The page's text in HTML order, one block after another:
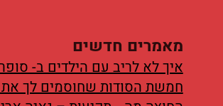
מאמרים חדשים
איך לא לריב עם הילדים ב-
חמשת הסודות שחוסמים לך